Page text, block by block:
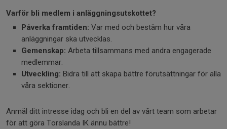
Varför bli medlem i anläggningsutskottet?
Påverka framtiden: Var med och bestäm hur våra
anläggningar ska utvecklas.
Gemenskap: Arbeta tillsammans med andra engagerade
medlemmar.
Utveckling: Bidra till att skapa bättre förutsättningar för alla
våra sektioner.
Anmäl ditt intresse idag och bli en del av vårt team som arbetar
för att göra Torslanda IK ännu bättre!